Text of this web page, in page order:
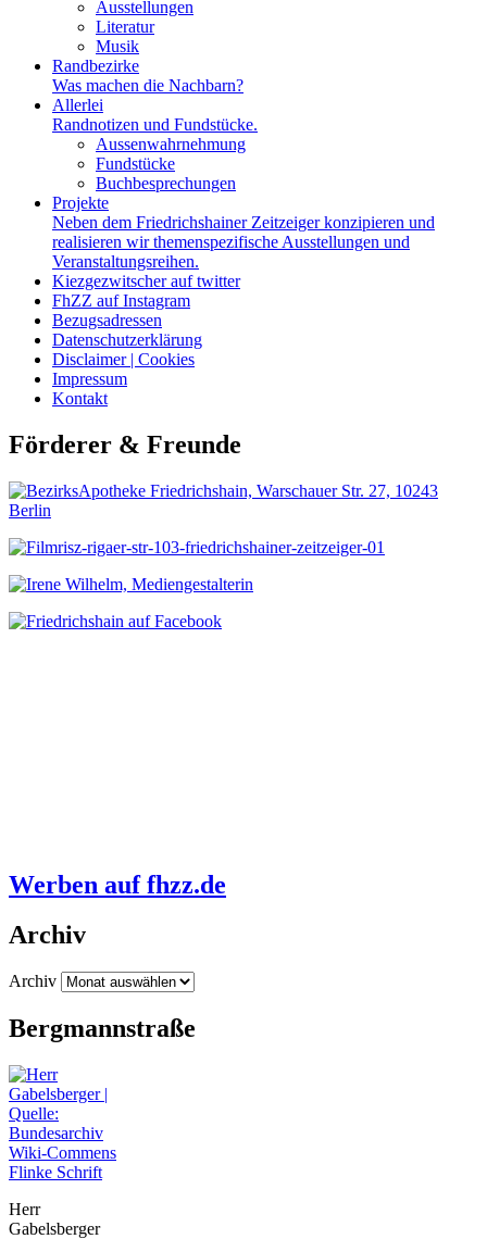
Ausstellungen
Literatur
Musik
Randbezirke
Was machen die Nachbarn?
Allerlei
Randnotizen und Fundstücke.
Aussenwahrnehmung
Fundstücke
Buchbesprechungen
Projekte
Neben dem Friedrichshainer Zeitzeiger konzipieren und
realisieren wir themenspezifische Ausstellungen und
Veranstaltungsreihen.
Kiezgezwitscher auf twitter
FhZZ auf Instagram
Bezugsadressen
Datenschutzerklärung
Disclaimer | Cookies
Impressum
Kontakt
Förderer & Freunde
Werben auf fhzz.de
Archiv
Archiv
Bergmannstraße
Flinke Schrift
Herr
Gabelsberger